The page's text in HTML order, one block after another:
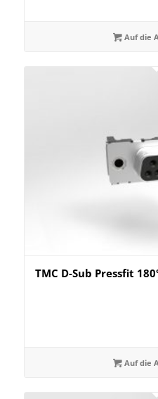
Auf die
TMC D-Sub Pressfit
Auf die